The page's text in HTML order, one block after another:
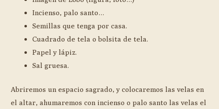
Incienso, palo santo…
Semillas que tenga por casa.
Cuadrado de tela o bolsita de tela.
Papel y lápiz.
Sal gruesa.
Abriremos un espacio sagrado, y colocaremos las velas en
el altar, ahumaremos con incienso o palo santo las velas el